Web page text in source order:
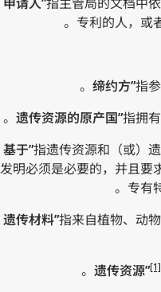
专利的人，或
指
指拥
指遗传资源和（或）
发明必须是必要的，并且要
专有
指来自植物、动
[1]